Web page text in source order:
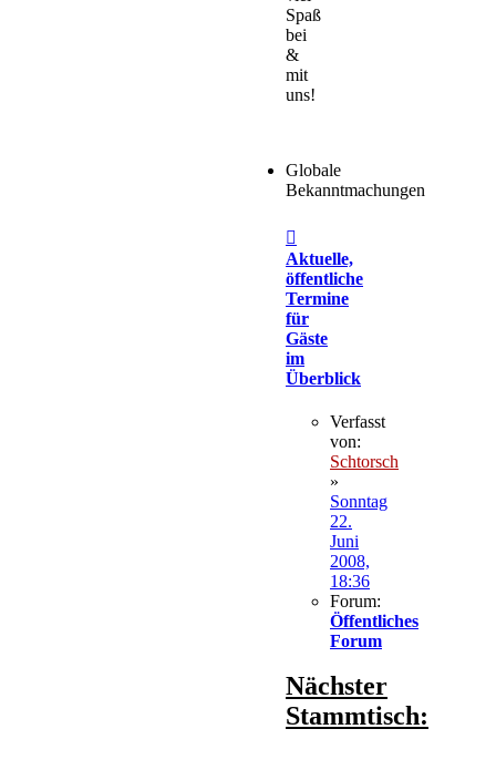
Spaß
bei
&
mit
uns!
Globale
Bekanntmachungen
Aktuelle,
öffentliche
Termine
für
Gäste
im
Überblick
Verfasst
von:
Schtorsch
»
Sonntag
22.
Juni
2008,
18:36
Forum:
Öffentliches
Forum
Nächster
Stammtisch: